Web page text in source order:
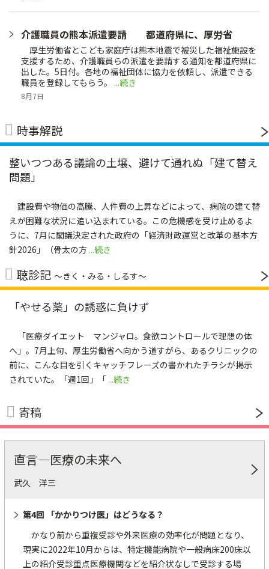
介護職員の熊本派遣要請 都道府県に、厚労省
厚生労働省とこども家庭庁は熊本地震で被災した福祉施設を
支援するため、介護職員らの派遣を要請する通知を都道府県に
出した。5日付。各地の福祉団体に協力を依頼し、派遣できる
職員を登録してもらう。
...続き
8月7日
時事解説
整いつつある議論の土壌、避けて通れぬ「建て替え
問題」
建設費や物価の高騰、人件費の上昇などによって、病院の建て替
えが困難な状況に追い込まれている。この危機感を受け止めるよ
うに、7月に閣議決定された政府の「経済財政運営と改革の基本方
針2026」（骨太の方 ...続き
聴診記 〜きく・みる・しるす〜
「やせる薬」の誘惑に負けず
「医療ダイエット マンジャロ。食欲コントロールで理想の体
へ」。7月上旬、厚生労働省へ向かう道すがら、あるクリニックの
前に、こんな目を引くキャッチフレーズの書かれたチラシが掲示
されていた。「週1回」「 ...続き
寄稿
直言―医療の未来へ
武久 洋三
第4回 「かかりつけ医」はどうなる？
かなり前から重複受診や外来医療の効率化が問題となり、
現実に2022年10月からは、特定機能病院や一般病床200床以
上の紹介受診重点医療機関などを紹介状なしで受診する場